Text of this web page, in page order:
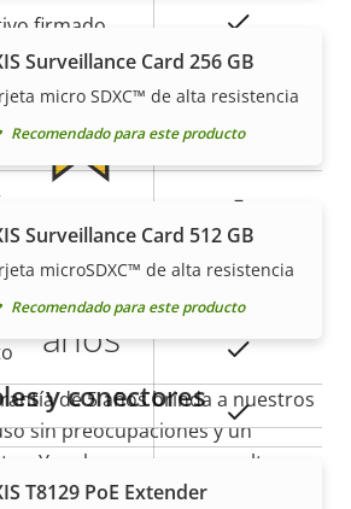
Valor de
la
propiedad
firmado
–
-
–
Valor de
la
propiedad
Sí
Sí
Surveillance Card 256 GB
micro SDXC™ de alta resistencia
Recomendado para este producto
Surveillance Card 512 GB
microSDXC™ de alta resistencia
Recomendado para este producto
y conectores
T8129 PoE Extender
para el
una garantía de 5
años
de 5 años brinda a nuestros
sin preocupaciones y un
Y no hay sorpresas ocultas en
es exactamente lo